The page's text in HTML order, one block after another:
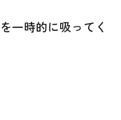
一時的に吸ってく